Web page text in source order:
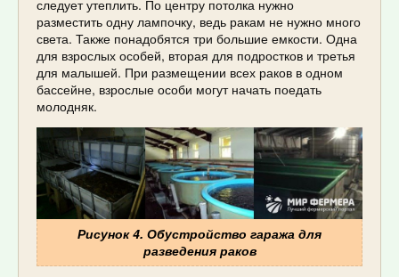
следует утеплить. По центру потолка нужно
разместить одну лампочку, ведь ракам не нужно много
света. Также понадобятся три большие емкости. Одна
для взрослых особей, вторая для подростков и третья
для малышей. При размещении всех раков в одном
бассейне, взрослые особи могут начать поедать
молодняк.
Рисунок 4. Обустройство гаража для
разведения раков